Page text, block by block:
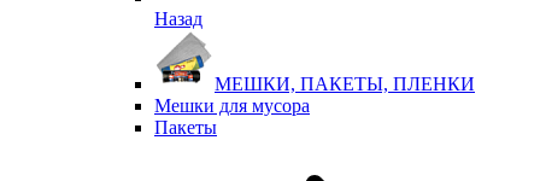
Назад
МЕШКИ, ПАКЕТЫ, ПЛЕНКИ
Мешки для мусора
Пакеты